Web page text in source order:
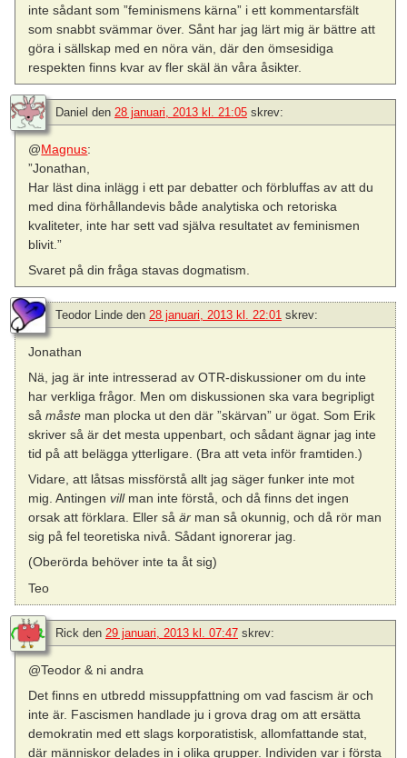
inte sådant som ”feminismens kärna” i ett kommentarsfält
som snabbt svämmar över. Sånt har jag lärt mig är bättre att
göra i sällskap med en nöra vän, där den ömsesidiga
respekten finns kvar av fler skäl än våra åsikter.
Daniel den 28 januari, 2013 kl. 21:05 skrev:
@Magnus:
”Jonathan,
Har läst dina inlägg i ett par debatter och förbluffas av att du
med dina förhållandevis både analytiska och retoriska
kvaliteter, inte har sett vad själva resultatet av feminismen
blivit.”
Svaret på din fråga stavas dogmatism.
Teodor Linde den 28 januari, 2013 kl. 22:01 skrev:
Jonathan
Nä, jag är inte intresserad av OTR-diskussioner om du inte
har verkliga frågor. Men om diskussionen ska vara begripligt
såmåste man plocka ut den där ”skärvan” ur ögat. Som Erik
skriver så är det mesta uppenbart, och sådant ägnar jag inte
tid på att belägga ytterligare. (Bra att veta inför framtiden.)
Vidare, att låtsas missförstå allt jag säger funker inte mot
mig. Antingenvillman inte förstå, och då finns det ingen
orsak att förklara. Eller såär man så okunnig, och då rör man
sig på fel teoretiska nivå. Sådant ignorerar jag.
(Oberörda behöver inte ta åt sig)
Teo
Rick den 29 januari, 2013 kl. 07:47 skrev:
@Teodor & ni andra
Det finns en utbredd missuppfattning om vad fascism är och
inte är. Fascismen handlade ju i grova drag om att ersätta
demokratin med ett slags korporatistisk, allomfattande stat,
där människor delades in i olika grupper. Individen var i första